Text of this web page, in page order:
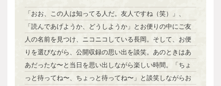
「おお、この人は知ってる人だ。友人ですね（笑）」、
「読んであげようか、どうしようか」とお便りの中にご友
人の名前を見つけ、ニコニコしている長岡。そして、お便
りを選びながら、公開収録の思い出を談笑。あのときはあ
あだったな〜と当日を思い出しながら楽しい時間。「ちょ
っと待ってね〜、ちょっと待ってね〜」と談笑しながらお